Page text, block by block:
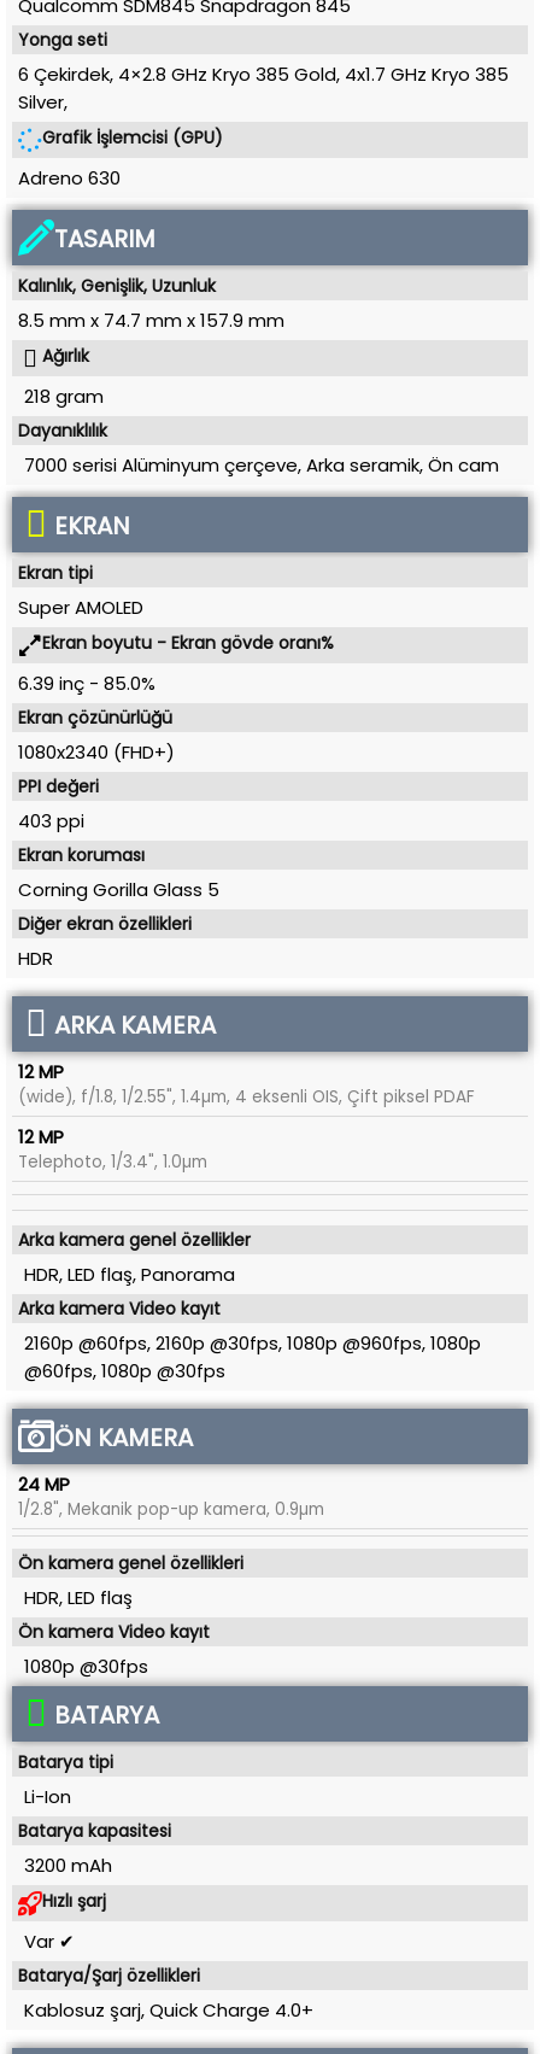
Qualcomm SDM845 Snapdragon 845
Yonga seti
6 Çekirdek, 4×2.8 GHz Kryo 385 Gold, 4x1.7 GHz Kryo 385
Silver,
Grafik İşlemcisi (GPU)
Adreno 630
TASARIM
Kalınlık, Genişlik, Uzunluk
8.5 mmx 74.7 mmx157.9 mm
Ağırlık
218 gram
Dayanıklılık
7000 serisi Alüminyum çerçeve, Arka seramik, Ön cam
EKRAN
Ekran tipi
Super AMOLED
Ekran boyutu - Ekran gövde oranı%
6.39 inç - 85.0%
Ekran çözünürlüğü
1080x2340 (FHD+)
PPI değeri
403 ppi
Ekran koruması
Corning Gorilla Glass 5
Diğer ekran özellikleri
HDR
ARKA KAMERA
12 MP
(wide), f/1.8, 1/2.55", 1.4µm, 4 eksenli OIS, Çift piksel PDAF
12 MP
Telephoto, 1/3.4", 1.0µm
Arka kamera genel özellikler
HDR, LED flaş, Panorama
Arka kamera Video kayıt
2160p @60fps, 2160p @30fps, 1080p @960fps, 1080p
@60fps, 1080p @30fps
ÖN KAMERA
24 MP
1/2.8", Mekanik pop-up kamera, 0.9µm
Ön kamera genel özellikleri
HDR, LED flaş
Ön kamera Video kayıt
1080p @30fps
BATARYA
Batarya tipi
Li-Ion
Batarya kapasitesi
3200 mAh
Hızlı şarj
Var ✔
Batarya/Şarj özellikleri
Kablosuz şarj, Quick Charge 4.0+